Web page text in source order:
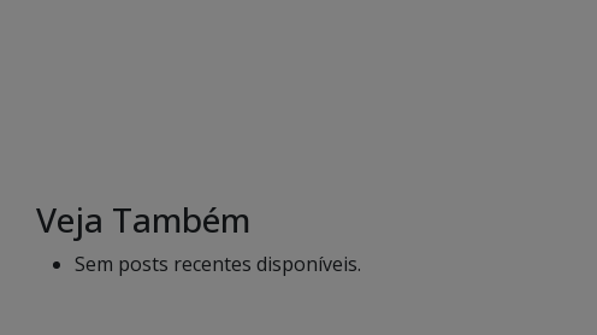
Veja Também
Sem posts recentes disponíveis.